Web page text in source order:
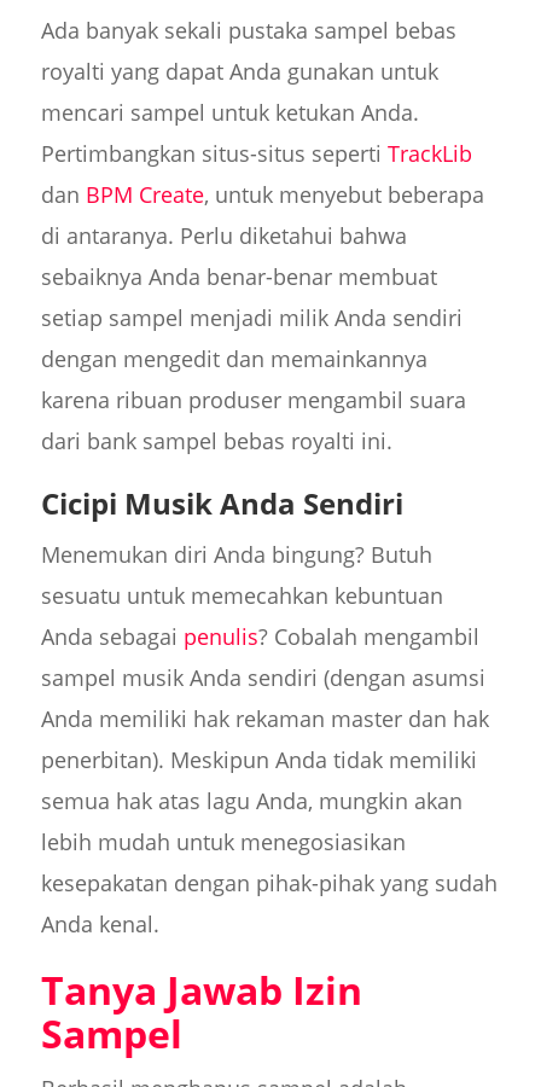
Ada banyak sekali pustaka sampel bebas
royalti yang dapat Anda gunakan untuk
mencari sampel untuk ketukan Anda.
Pertimbangkan situs-situs seperti TrackLib
dan BPM Create, untuk menyebut beberapa
di antaranya. Perlu diketahui bahwa
sebaiknya Anda benar-benar membuat
setiap sampel menjadi milik Anda sendiri
dengan mengedit dan memainkannya
karena ribuan produser mengambil suara
dari bank sampel bebas royalti ini.
Cicipi Musik Anda Sendiri
Menemukan diri Anda bingung? Butuh
sesuatu untuk memecahkan kebuntuan
Anda sebagai penulis? Cobalah mengambil
sampel musik Anda sendiri (dengan asumsi
Anda memiliki hak rekaman master dan hak
penerbitan). Meskipun Anda tidak memiliki
semua hak atas lagu Anda, mungkin akan
lebih mudah untuk menegosiasikan
kesepakatan dengan pihak-pihak yang sudah
Anda kenal.
Tanya Jawab Izin
Sampel